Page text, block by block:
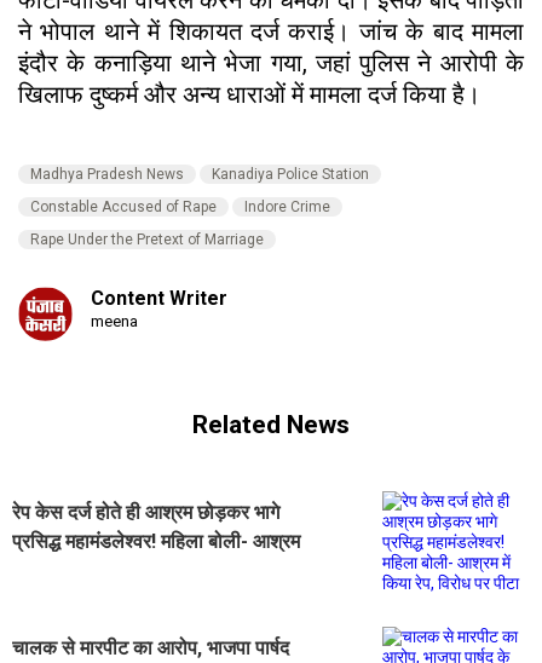
ने भोपाल थाने में शिकायत दर्ज कराई। जांच के बाद मामला
इंदौर के कनाड़िया थाने भेजा गया, जहां पुलिस ने आरोपी के
खिलाफ दुष्कर्म और अन्य धाराओं में मामला दर्ज किया है।
Madhya Pradesh News
Kanadiya Police Station
Constable Accused of Rape
Indore Crime
Rape Under the Pretext of Marriage
Content Writer
meena
Related News
रेप केस दर्ज होते ही आश्रम छोड़कर भागे
प्रसिद्ध महामंडलेश्वर! महिला बोली- आश्रम
चालक से मारपीट का आरोप, भाजपा पार्षद